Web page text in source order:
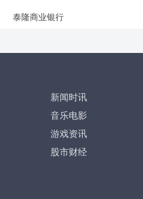
泰隆商业银行
新闻时讯
音乐电影
游戏资讯
股市财经